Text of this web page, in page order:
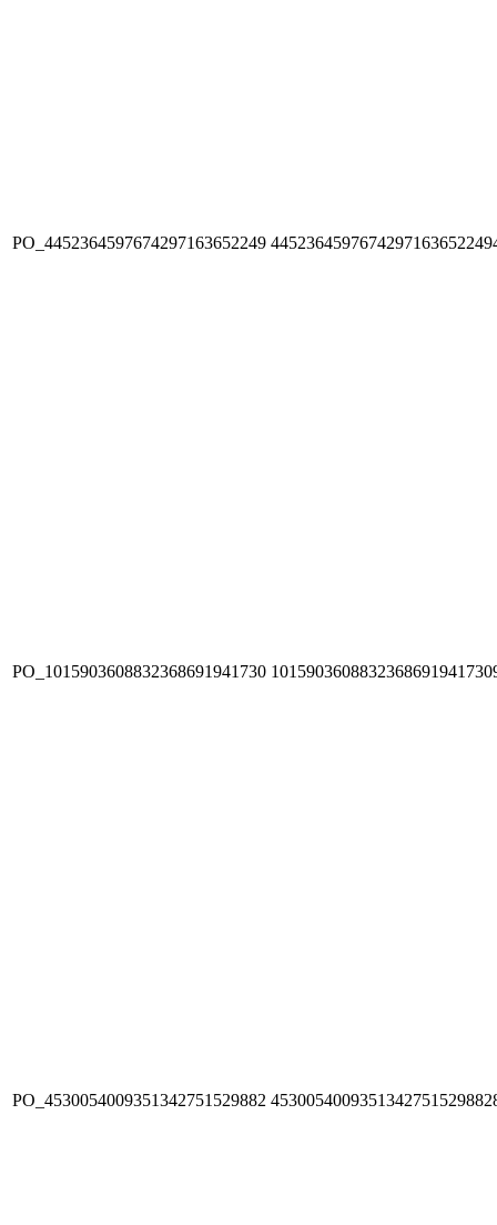
PO_4452364597674297163652249
PO_1015903608832368691941730
PO_4530054009351342751529882